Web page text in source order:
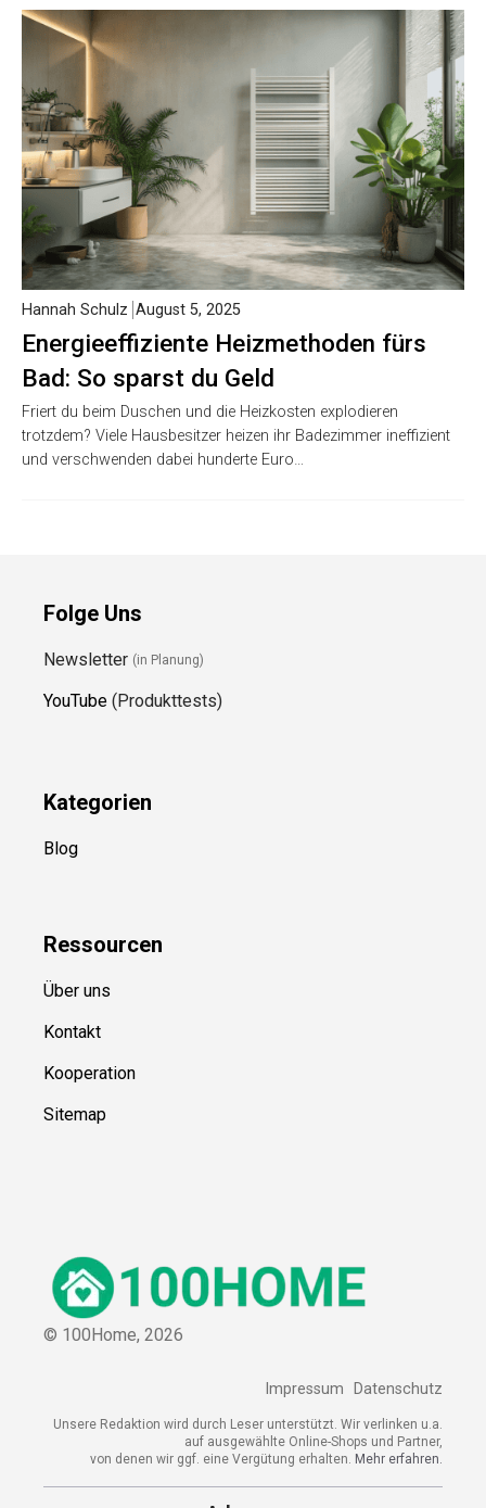
Energieeffiziente Heizmethoden fürs
Bad: So sparst du Geld
Hannah Schulz August 5, 2025
Friert du beim Duschen und die Heizkosten explodieren
trotzdem? Viele Hausbesitzer heizen ihr Badezimmer ineffizient
und verschwenden dabei hunderte Euro…
Folge Uns
Newsletter (in Planung)
YouTube (Produkttests)
Kategorien
Blog
Ressourcen
Über uns
Kontakt
Kooperation
Sitemap
© 100Home, 2026
Impressum Datenschutz
Unsere Redaktion wird durch Leser unterstützt. Wir verlinken u.a.
auf ausgewählte Online-Shops und Partner,
von denen wir ggf. eine Vergütung erhalten. Mehr erfahren.